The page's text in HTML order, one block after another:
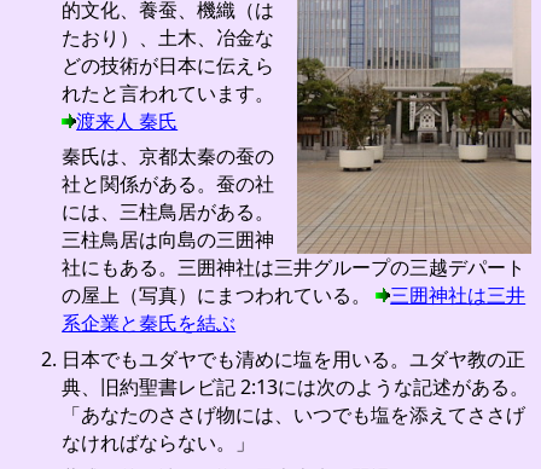
的文化、養蚕、機織（は
たおり）、土木、冶金な
どの技術が日本に伝えら
れたと言われています。
渡来人 秦氏
秦氏は、京都太秦の蚕の
社と関係がある。蚕の社
には、三柱鳥居がある。
三柱鳥居は向島の三囲神
社にもある。三囲神社は三井グループの三越デパート
の屋上（写真）にまつわれている。 三囲神社は三井
系企業と秦氏を結ぶ
日本でもユダヤでも清めに塩を用いる。ユダヤ教の正
典、旧約聖書レビ記 2:13には次のような記述がある。
「あなたのささげ物には、いつでも塩を添えてささげ
なければならない。」